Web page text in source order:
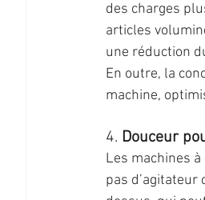
des charges
articles
une réduction
En outre, la
machine,
4. Douceur
Les machines
pas